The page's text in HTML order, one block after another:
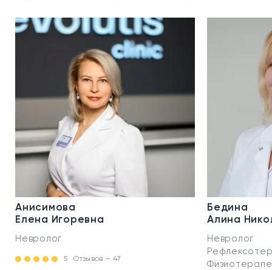
Анисимова
Елена Игоревна
Невролог
5 Отзывов — 47
Бедина
Алина
Невролог